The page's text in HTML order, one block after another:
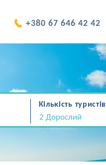
+380 67 646 42 42
Кількість туристів